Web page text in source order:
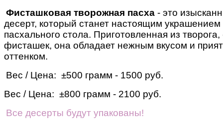
Фисташковая творожная пасха - это
десерт, который станет настоящим
пасхального стола. Приготовленная из
фисташек, она обладает нежным вкусом и
оттенком.
Вес / Цена: ±500 грамм - 1500 руб.
Вес / Цена: ±800 грамм - 2100 руб.
Все десерты будут упакованы!